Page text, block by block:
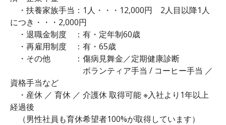
・扶養家族手当：1人・・・12,000円 2人目以降1人
につき・・・2,000円
・退職金制度 ：有・定年制60歳
・再雇用制度 ：有・65歳
・その他 ：傷病見舞金／定期健康診断
ボランティア手当 / コーヒー手当 ／
資格手当など
・産休 ／ 育休 ／ 介護休 取得可能 ※入社より1年以上
経過後
（男性社員も育休希望者100%が取得しています）